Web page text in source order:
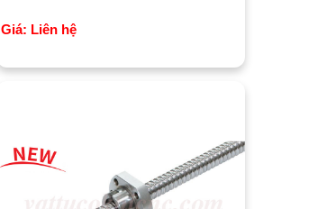
Giá: Liên hệ